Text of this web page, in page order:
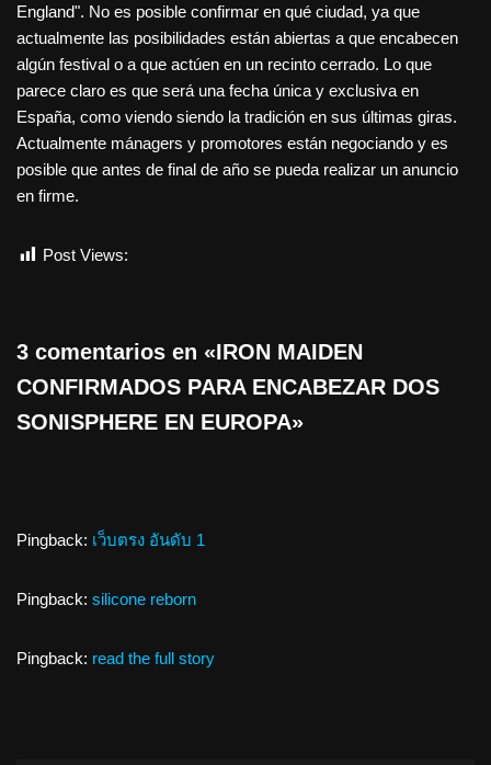
England". No es posible confirmar en qué ciudad, ya que
actualmente las posibilidades están abiertas a que encabecen
algún festival o a que actúen en un recinto cerrado. Lo que
parece claro es que será una fecha única y exclusiva en
España, como viendo siendo la tradición en sus últimas giras.
Actualmente mánagers y promotores están negociando y es
posible que antes de final de año se pueda realizar un anuncio
en firme.
Post Views:
3 comentarios en «IRON MAIDEN
CONFIRMADOS PARA ENCABEZAR DOS
SONISPHERE EN EUROPA»
Pingback: เว็บตรง อันดับ 1
Pingback: silicone reborn
Pingback: read the full story